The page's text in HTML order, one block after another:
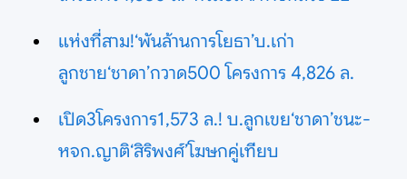
แห่งที่สาม!‘พันล้านการโยธา’บ.เก่า
ลูกชาย‘ชาดา’กวาด500 โครงการ 4,826 ล.
เปิด3โครงการ1,573 ล.! บ.ลูกเขย‘ชาดา’ชนะ-
หจก.ญาติ‘สิริพงศ์’โฆษกคู่เทียบ